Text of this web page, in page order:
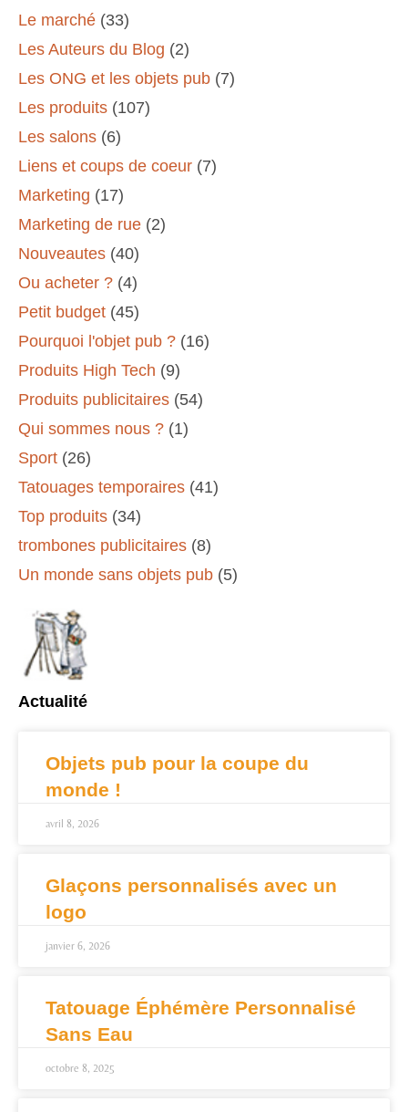
Le marché (33)
Les Auteurs du Blog (2)
Les ONG et les objets pub (7)
Les produits (107)
Les salons (6)
Liens et coups de coeur (7)
Marketing (17)
Marketing de rue (2)
Nouveautes (40)
Ou acheter ? (4)
Petit budget (45)
Pourquoi l'objet pub ? (16)
Produits High Tech (9)
Produits publicitaires (54)
Qui sommes nous ? (1)
Sport (26)
Tatouages temporaires (41)
Top produits (34)
trombones publicitaires (8)
Un monde sans objets pub (5)
Actualité
Objets pub pour la coupe du
monde !
avril 8, 2026
Glaçons personnalisés avec un
logo
janvier 6, 2026
Tatouage Éphémère Personnalisé
Sans Eau
octobre 8, 2025